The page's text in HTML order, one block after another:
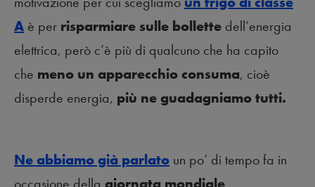
A è per risparmiare sulle bollette dell’energia
elettrica, però c’è più di qualcuno che ha capito
che meno un apparecchio consuma, cioè
disperde energia, più ne guadagniamo tutti.
Ne abbiamo già parlato un po’ di tempo fa in
occasione della giornata mondiale